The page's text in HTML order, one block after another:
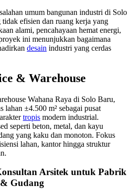
umum bangunan industri di Solo
efisien dan ruang kerja yang
alami, pencahayaan hemat energi,
ini menunjukkan bagaimana
desain industri yang cerdas
& Warehouse
Wahana Raya di Solo Baru,
lahan ±4.500 m² sebagai pusat
tropis modern industrial.
seperti beton, metal, dan kayu
yang kaku dan monoton. Fokus
lahan, kantor hingga struktur
Arsitek untuk Pabrik
& Gudang